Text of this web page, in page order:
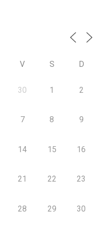
V S D
30 1 2
7 8 9
14 15 16
21 22 23
28 29 30